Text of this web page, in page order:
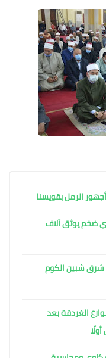
الرمل بقويسنا
ضخم يوثق آلاف
شرق شبين الكوم
الغردقة بعد